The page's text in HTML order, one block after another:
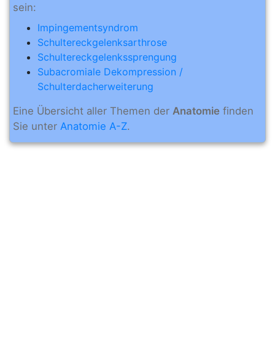
sein:
Impingementsyndrom
Schultereckgelenksarthrose
Schultereckgelenkssprengung
Subacromiale Dekompression /
Schulterdacherweiterung
Eine Übersicht aller Themen der Anatomie finden
Sie unter Anatomie A-Z.